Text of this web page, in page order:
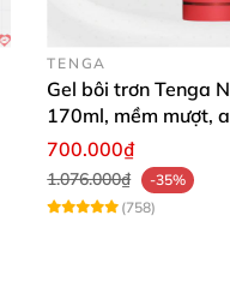
TENGA
Gel bôi trơn Tenga
170ml, mềm mượt,
700.000₫
1.076.000₫
-35%
(758)